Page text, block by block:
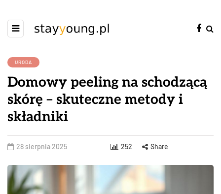
URODA
Domowy peeling na schodzącą
skórę – skuteczne metody i
składniki
28 sierpnia 2025 252 Share